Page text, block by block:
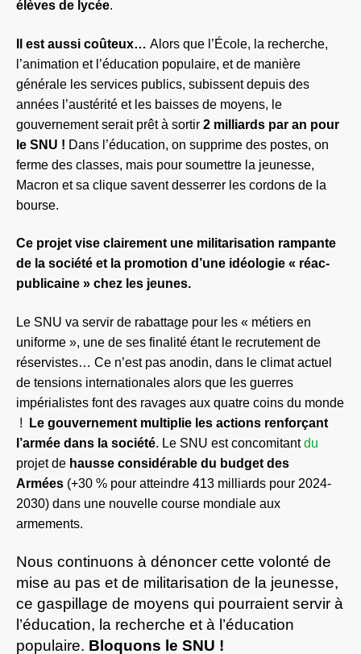
élèves de lycée.
Il est aussi coûteux… Alors que l’École, la recherche,
l’animation et l’éducation populaire, et de manière
générale les services publics, subissent depuis des
années l’austérité et les baisses de moyens, le
gouvernementseraitprêt à sortir 2 milliards par an pour
le SNU ! Dans l’éducation, on supprime des postes, on
ferme des classes, mais pour soumettre la jeunesse,
Macron et sa clique savent desserrer les cordons de la
bourse.
Ce projet vise clairement une militarisation rampante
de la société et la promotion d’une idéologie « réac-
publicaine » chez les jeunes.
Le SNU va servir de rabattage pour les « métiers en
uniforme », une de ses finalité étant le recrutement de
réservistes… Ce n’est pas anodin, dans le climat actuel
de tensions internationales a lors que les guerres
impérialistes font des ravages aux quatre coins du monde
!
Le gouvernement multiplie les actions renforçant
l’armée dans la société. Le SNU est concomitantdu
projet de hausse considérable du budget des
Armées (+30 % pour atteindre 413 milliards pour 2024-
2030) dans une nouvelle course mondiale aux
armements.
Nous continuons à dénoncer cette volonté de
mise au pas et de militarisation de la jeunesse,
ce gaspillage de moyens qui pourraient servir à
l’éducation, la recherche et à l’éducation
populaire. Bloquons le SNU !